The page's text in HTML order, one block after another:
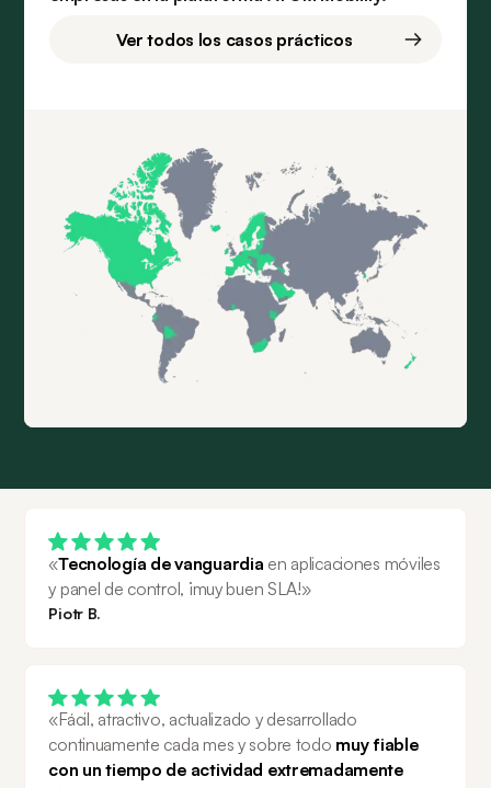
Ver todos los casos prácticos
«Tecnología de vanguardia en aplicaciones móviles
y panel de control, ¡muy buen SLA!»
Piotr B.
«Fácil, atractivo, actualizado y desarrollado
continuamente cada mes y sobre todo muy fiable
con un tiempo de actividad extremadamente